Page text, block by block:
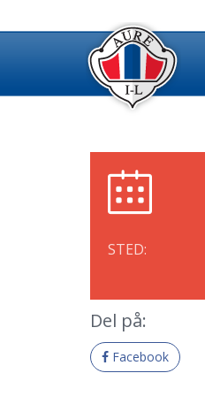
STED:
Del på:
Facebook